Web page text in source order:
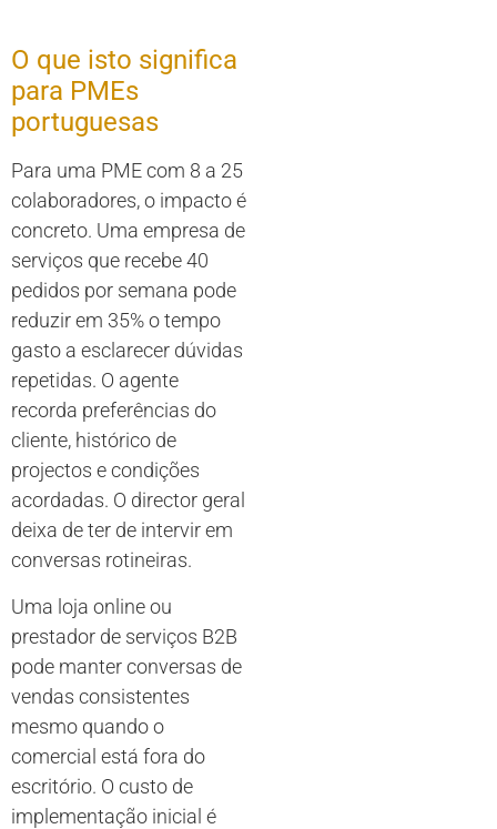
O que isto significa
para PMEs
portuguesas
Para uma PME com 8 a 25
colaboradores, o impacto é
concreto. Uma empresa de
serviços que recebe 40
pedidos por semana pode
reduzir em 35% o tempo
gasto a esclarecer dúvidas
repetidas. O agente
recorda preferências do
cliente, histórico de
projectos e condições
acordadas. O director geral
deixa de ter de intervir em
conversas rotineiras.
Uma loja online ou
prestador de serviços B2B
pode manter conversas de
vendas consistentes
mesmo quando o
comercial está fora do
escritório. O custo de
implementação inicial é